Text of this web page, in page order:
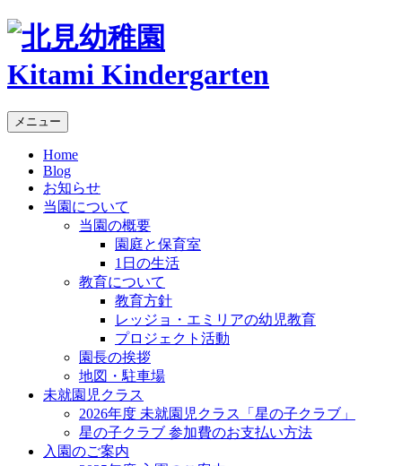
Kitami Kindergarten
メニュー
Home
Blog
お知らせ
当園について
当園の概要
園庭と保育室
1日の生活
教育について
教育方針
レッジョ・エミリアの幼児教育
プロジェクト活動
園長の挨拶
地図・駐車場
未就園児クラス
2026年度 未就園児クラス「星の子クラブ」
星の子クラブ 参加費のお支払い方法
入園のご案内